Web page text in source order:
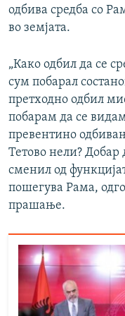
одбива средба со
во земјата.
„Како одбил да се
сум побарал
претходно одбил
побарам да се
превентино
Тетово нели?
сменил од
пошегува Рама,
прашање.